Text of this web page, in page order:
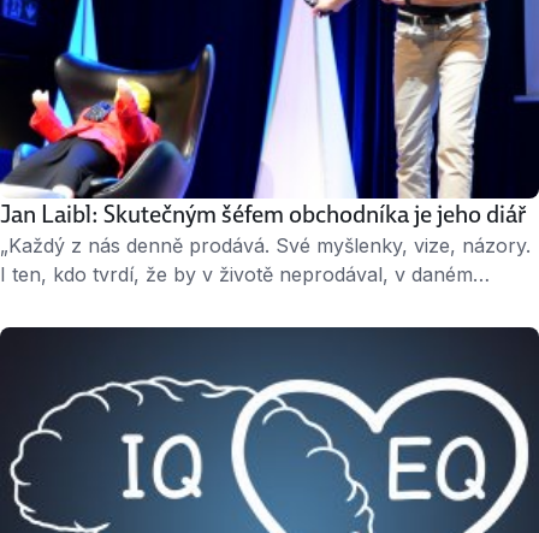
Jan Laibl: Skutečným šéfem obchodníka je jeho diář
„Každý z nás denně prodává. Své myšlenky, vize, názory.
I ten, kdo tvrdí, že by v životě neprodával, v daném
neprodával,“ říká Jan Laibl, lektor obchodního myšlení.
pohovoru se totiž musíte správně „prodat.“ ↑ Jan Laibl:
Obchod je …